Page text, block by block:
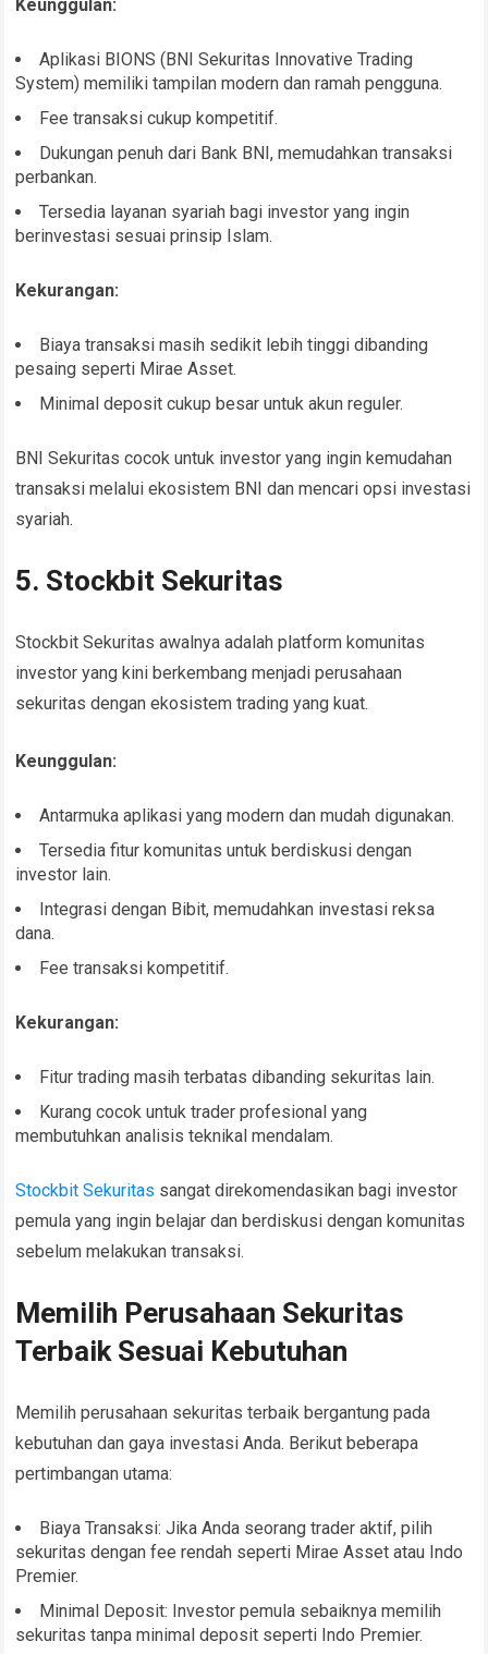
Keunggulan:
Aplikasi BIONS (BNI Sekuritas Innovative Trading
System) memiliki tampilan modern dan ramah pengguna.
Fee transaksi cukup kompetitif.
Dukungan penuh dari Bank BNI, memudahkan transaksi
perbankan.
Tersedia layanan syariah bagi investor yang ingin
berinvestasi sesuai prinsip Islam.
Kekurangan:
Biaya transaksi masih sedikit lebih tinggi dibanding
pesaing seperti Mirae Asset.
Minimal deposit cukup besar untuk akun reguler.
BNI Sekuritas cocok untuk investor yang ingin kemudahan
transaksi melalui ekosistem BNI dan mencari opsi investasi
syariah.
5. Stockbit Sekuritas
Stockbit Sekuritas awalnya adalah platform komunitas
investor yang kini berkembang menjadi perusahaan
sekuritas dengan ekosistem trading yang kuat.
Keunggulan:
Antarmuka aplikasi yang modern dan mudah digunakan.
Tersedia fitur komunitas untuk berdiskusi dengan
investor lain.
Integrasi dengan Bibit, memudahkan investasi reksa
dana.
Fee transaksi kompetitif.
Kekurangan:
Fitur trading masih terbatas dibanding sekuritas lain.
Kurang cocok untuk trader profesional yang
membutuhkan analisis teknikal mendalam.
Stockbit Sekuritas sangat direkomendasikan bagi investor
pemula yang ingin belajar dan berdiskusi dengan komunitas
sebelum melakukan transaksi.
Memilih Perusahaan Sekuritas
Terbaik Sesuai Kebutuhan
Memilih perusahaan sekuritas terbaik bergantung pada
kebutuhan dan gaya investasi Anda. Berikut beberapa
pertimbangan utama:
Biaya Transaksi: Jika Anda seorang trader aktif, pilih
sekuritas dengan fee rendah seperti Mirae Asset atau Indo
Premier.
Minimal Deposit: Investor pemula sebaiknya memilih
sekuritas tanpa minimal deposit seperti Indo Premier.